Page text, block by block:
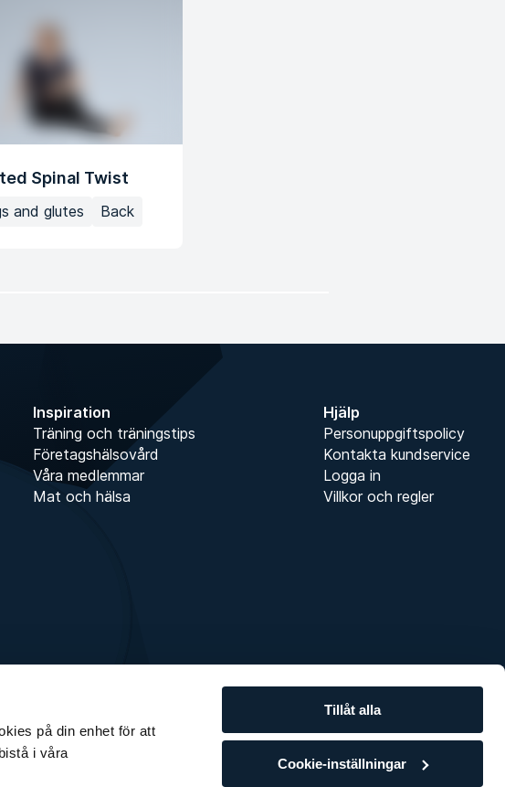
på din enhet för att
i våra
Tillåt alla
Cookie-inställningar
Spinal Twist
and glutes Back
Inspiration
Träning och träningstips
Företagshälsovård
Våra medlemmar
Mat och hälsa
Hjälp
Personuppgiftspolicy
Kontakta kundservice
Logga in
Villkor och regler